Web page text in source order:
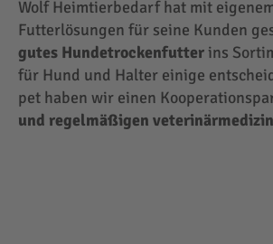
Wolf Heimtierbedarf hat mit
Futterlösungen für seine Kunden
gutes Hundetrockenfutter ins
für Hund und Halter einige
pet haben wir einen
und regelmäßigen